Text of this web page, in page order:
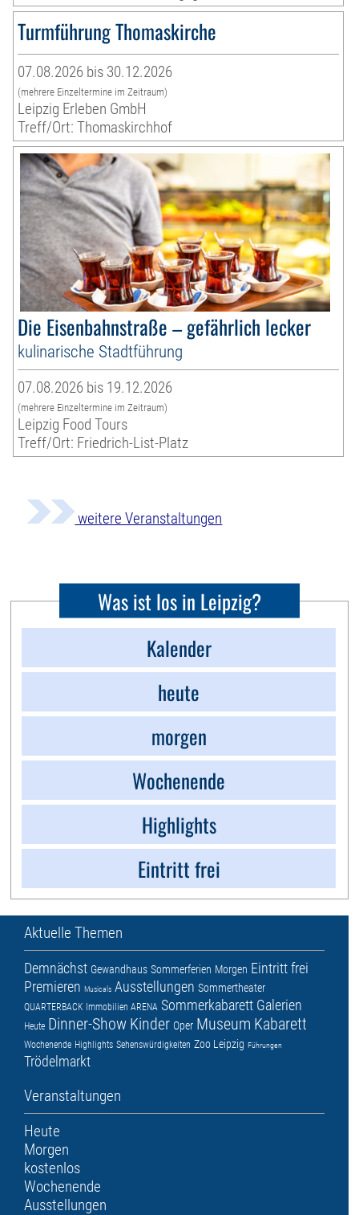
Turmführung Thomaskirche
07.08.2026 bis 30.12.2026
(mehrere Einzeltermine im Zeitraum)
Leipzig Erleben GmbH
Treff/Ort: Thomaskirchhof
Die Eisenbahnstraße – gefährlich lecker
kulinarische Stadtführung
07.08.2026 bis 19.12.2026
(mehrere Einzeltermine im Zeitraum)
Leipzig Food Tours
Treff/Ort: Friedrich-List-Platz
weitere Veranstaltungen
Was ist los in Leipzig?
Kalender
heute
morgen
Wochenende
Highlights
Eintritt frei
Aktuelle Themen
Demnächst Gewandhaus Sommerferien Morgen Eintritt frei
Premieren Musicals Ausstellungen Sommertheater
QUARTERBACK Immobilien ARENA Sommerkabarett Galerien
Heute Dinner-Show Kinder Oper Museum Kabarett
Wochenende Highlights Sehenswürdigkeiten Zoo Leipzig Führungen
Trödelmarkt
Veranstaltungen
Heute
Morgen
kostenlos
Wochenende
Ausstellungen